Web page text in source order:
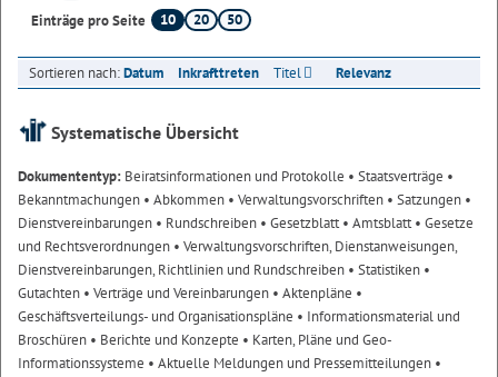
Einträge pro Seite
10 20 50
Sortieren nach:Datum Inkrafttreten Titel Relevanz
Systematische Übersicht
Dokumententyp: Beiratsinformationen und Protokolle • Staatsverträge •
Bekanntmachungen • Abkommen • Verwaltungsvorschriften • Satzungen •
Dienstvereinbarungen • Rundschreiben • Gesetzblatt• Amtsblatt• Gesetze
und Rechtsverordnungen • Verwaltungsvorschriften, Dienstanweisungen,
Dienstvereinbarungen, Richtlinien und Rundschreiben • Statistiken •
Gutachten • Verträge und Vereinbarungen • Aktenpläne •
Geschäftsverteilungs- und Organisationspläne • Informationsmaterial und
Broschüren • Berichte und Konzepte • Karten, Pläne und Geo-
Informationssysteme • Aktuelle Meldungen und Pressemitteilungen •